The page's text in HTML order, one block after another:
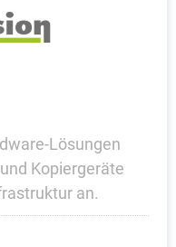
Lösungen
Kopiergeräte
an.